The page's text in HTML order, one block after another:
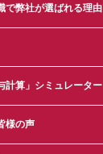
で弊社が選ばれる理由
計算」シミュレーター
様の声